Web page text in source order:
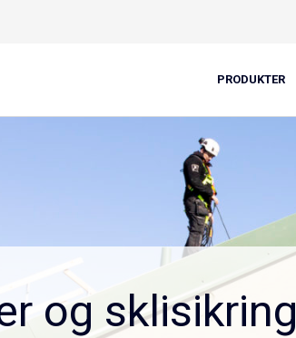
PRODUKTER
og sklisikring